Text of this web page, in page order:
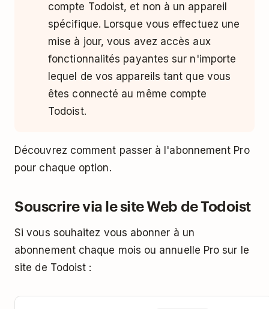
compte Todoist, et non à un appareil
spécifique. Lorsque vous effectuez une
mise à jour, vous avez accès aux
fonctionnalités payantes sur n'importe
lequel de vos appareils tant que vous
êtes connecté au même compte
Todoist.
Découvrez comment passer à l'abonnement Pro
pour chaque option.
Souscrire via le site Web de Todoist
Si vous souhaitez vous abonner à un
abonnement chaque mois ou annuelle Pro sur le
site de Todoist :